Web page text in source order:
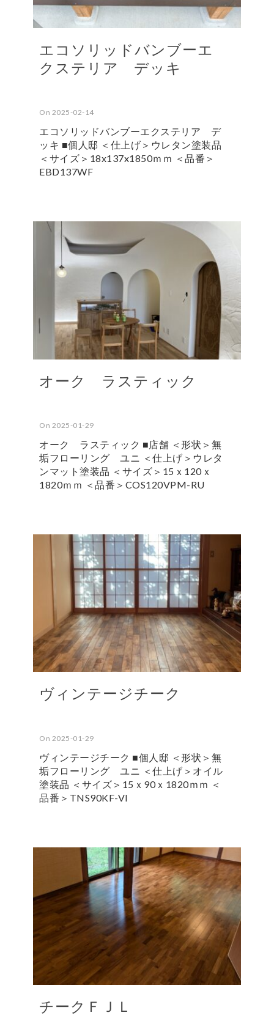
エコソリッドバンブーエ
クステリア デッキ
On 2025-02-14
エコソリッドバンブーエクステリア デ
ッキ ■個人邸 ＜仕上げ＞ウレタン塗装品
＜サイズ＞18x137x1850ｍｍ ＜品番＞
EBD137WF
オーク ラスティック
On 2025-01-29
オーク ラスティック ■店舗 ＜形状＞無
垢フローリング ユニ ＜仕上げ＞ウレタ
ンマット塗装品 ＜サイズ＞15ｘ120ｘ
1820ｍｍ ＜品番＞COS120VPM-RU
ヴィンテージチーク
On 2025-01-29
ヴィンテージチーク ■個人邸 ＜形状＞無
垢フローリング ユニ ＜仕上げ＞オイル
塗装品 ＜サイズ＞15ｘ90ｘ1820ｍｍ ＜
品番＞TNS90KF-VI
チークＦＪＬ